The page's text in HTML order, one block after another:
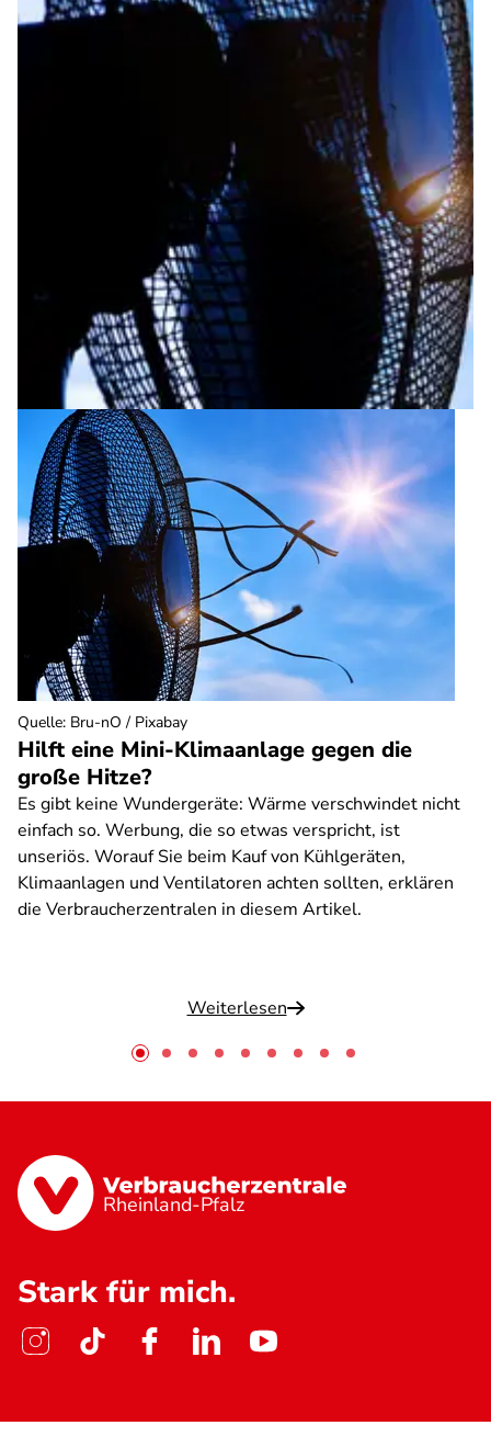
Hilft eine Mini-Klimaanlage gegen die
große Hitze?
Es gibt keine Wundergeräte: Wärme verschwindet nicht
einfach so. Werbung, die so etwas verspricht, ist
unseriös. Worauf Sie beim Kauf von Kühlgeräten,
Klimaanlagen und Ventilatoren achten sollten, erklären
die Verbraucherzentralen in diesem Artikel.
Weiterlesen
Quelle: Bru-nO / Pixabay
Rheinland-Pfalz
Stark für mich.